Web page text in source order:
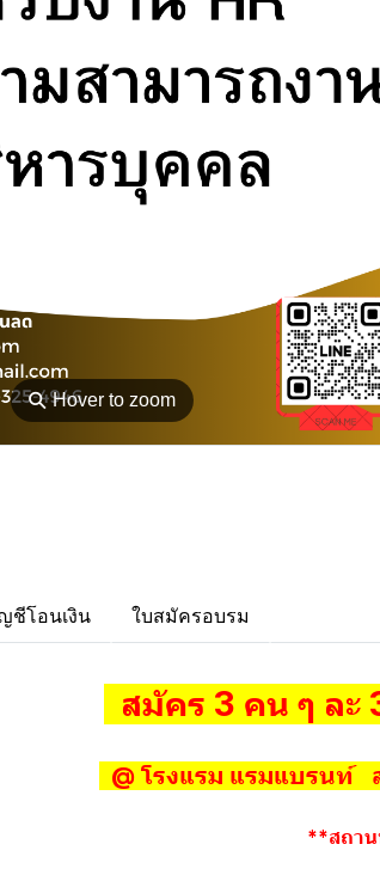
⚲Hover to zoom
ชีโอนเงิน ใบสมัครอบรม
สมัคร 3 คน ๆ ละ
@ โรงแรม แรมแบรนท์
**สถาน